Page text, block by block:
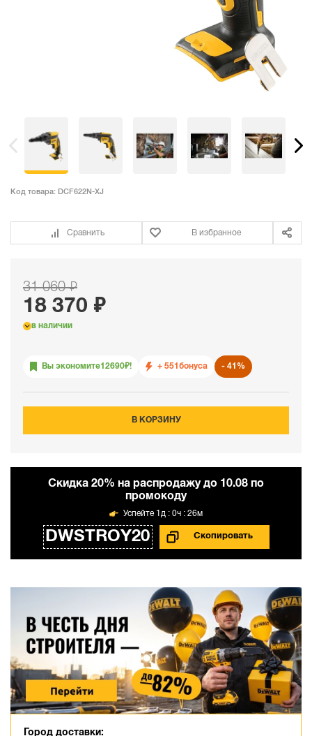
Код товара: DCF622N-XJ
Сравнить В избранное
31 060 ₽
18 370 ₽
в наличии
Вы экономите12690₽! + 551 бонуса 41%
В КОРЗИНУ
Cкидка 20% на распродажу до 10.08 по
промокоду
DWSTROY20
1д : 0ч : 26м
Город доставки: